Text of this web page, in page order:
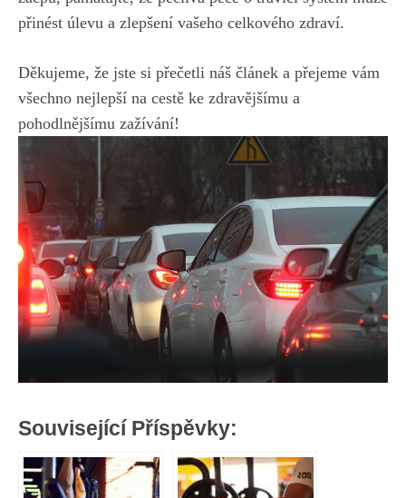
přinést úlevu a zlepšení vašeho ⁣celkového zdraví.
Děkujeme, že⁤ jste si přečetli⁣ náš článek ⁤a přejeme vám ​
všechno nejlepší na cestě ke zdravějšímu a
pohodlnějšímu zažívání!
Související Příspěvky: